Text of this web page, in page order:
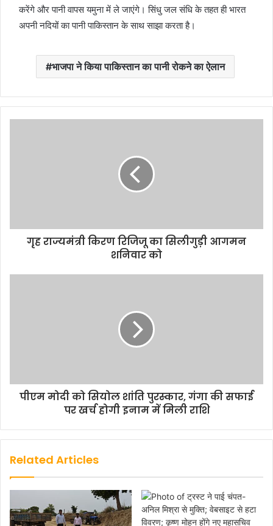
करेंगे और पानी वापस यमुना में ले जाएंगे। सिंधु जल संधि के तहत ही भारत
अपनी नदियों का पानी पाकिस्तान के साथ साझा करता है।
भाजपा ने किया पाकिस्तान का पानी रोकने का ऐलान
गृह राज्यमंत्री किरण रिजिजू का सिलीगुड़ी आगमन
शनिवार को
पीएम मोदी को सियोल शांति पुरस्कार, गंगा की सफाई
पर खर्च होगी इनाम में मिली राशि
Related Articles